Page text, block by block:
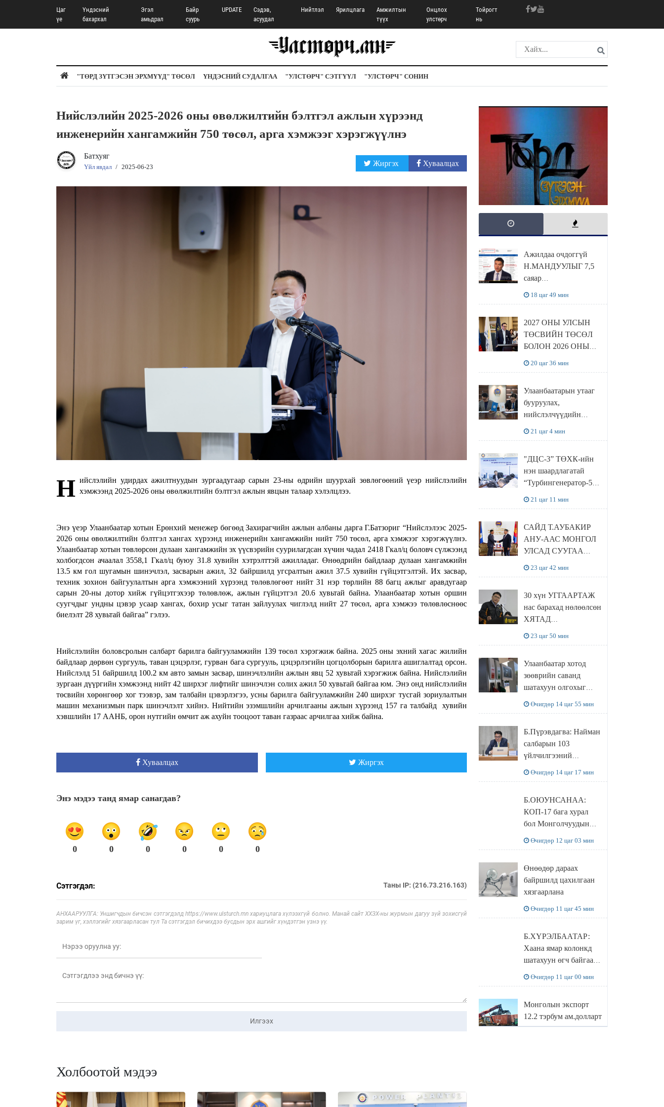
Цаг
үе
Үндэсний
бахархал
Эгэл
амьдрал
Байр
суурь
UPDATE
Сэдэв,
асуудал
Нийтлэл Ярилцлага
Амжилтын
түүх
Онцлох
улстөрч
Тойрогт
нь
"ТӨРД ЗҮТГЭСЭН ЭРХМҮҮД" ТӨСӨЛ ҮНДЭСНИЙ СУДАЛГАА "УЛСТӨРЧ" СЭТГҮҮЛ "УЛСТӨРЧ" СОНИН
Нийслэлийн 2025-2026 оны өвөлжилтийн бэлтгэл ажлын хүрээнд
инженерийн хангамжийн 750 төсөл, арга хэмжээг хэрэгжүүлнэ
Батхуяг
Үйл явдал / 2025-06-23 Жиргэх Хуваалцах
Н ийслэлийн удирдах ажилтнуудын зургаадугаар сарын 23-ны өдрийн шуурхай зөвлөгөөний үеэр нийслэлийн
хэмжээнд 2025-2026 оны өвөлжилтийн бэлтгэл ажлын явцын талаар хэлэлцлээ.
Энэ үеэр Улаанбаатар хотын Ерөнхий менежер бөгөөд Захирагчийн ажлын албаны дарга Г.Батзориг “Нийслэлээс 2025-
2026 оны өвөлжилтийн бэлтгэл хангах хүрээнд инженерийн хангамжийн нийт 750 төсөл, арга хэмжээг хэрэгжүүлнэ.
Улаанбаатар хотын төвлөрсөн дулаан хангамжийн эх үүсвэрийн суурилагдсан хүчин чадал 2418 Гкал/ц боловч сүлжээнд
холбогдсон ачаалал 3558,1 Гкал/ц буюу 31.8 хувийн хэтрэлттэй ажилладаг. Өнөөдрийн байдлаар дулаан хангамжийн
13.5 км гол шугамын шинэчлэл, засварын ажил, 32 байршилд угсралтын ажил 37.5 хувийн гүйцэтгэлтэй. Их засвар,
техник зохион байгуулалтын арга хэмжээний хүрээнд төлөвлөгөөт нийт 31 нэр төрлийн 88 багц ажлыг аравдугаар
сарын 20-ны дотор хийж гүйцэтгэхээр төлөвлөж, ажлын гүйцэтгэл 20.6 хувьтай байна. Улаанбаатар хотын оршин
суугчдыг ундны цэвэр усаар хангах, бохир усыг татан зайлуулах чиглэлд нийт 27 төсөл, арга хэмжээ төлөвлөснөөс
биелэлт 28 хувьтай байгаа” гэлээ.
Нийслэлийн боловсролын салбарт барилга байгууламжийн 139 төсөл хэрэгжиж байна. 2025 оны эхний хагас жилийн
байдлаар дөрвөн сургууль, таван цэцэрлэг, гурван бага сургууль, цэцэрлэгийн цогцолборын барилга ашиглалтад орсон.
Нийслэлд 51 байршилд 100.2 км авто замын засвар, шинэчлэлийн ажлын явц 52 хувьтай хэрэгжиж байна. Нийслэлийн
зургаан дүүргийн хэмжээнд нийт 42 ширхэг лифтийг шинэчлэн солих ажил 50 хувьтай байгаа юм. Энэ онд нийслэлийн
төсвийн хөрөнгөөр хог тээвэр, зам талбайн цэвэрлэгээ, усны барилга байгууламжийн 240 ширхэг тусгай зориулалтын
машин механизмын парк шинэчлэлт хийнэ. Нийтийн эзэмшлийн арчилгааны ажлын хүрээнд 157 га талбайд хувийн
хэвшлийн 17 ААНБ, орон нутгийн өмчит аж ахуйн тооцоот таван газраас арчилгаа хийж байна.
Хуваалцах Жиргэх
Энэ мэдээ танд ямар санагдав?
0 0 0 0 0 0
Сэтгэгдэл: Таны IP: (216.73.216.163)
АНХААРУУЛГА: Уншигчдын бичсэн сэтгэгдэлд https://www.ulsturch.mn хариуцлага хүлээхгүй болно. Манай сайт ХХЗХ-ны журмын дагуу зүй зохисгүй
зарим үг, хэллэгийг хязгаарласан тул Та сэтгэгдэл бичихдээ бусдын эрх ашгийг хүндэтгэн үзнэ үү.
Илгээх
Холбоотой мэдээ
Ажилдаа очдоггүй
Н.МАНДУУЛЫГ 7,5
саяар
18 цаг 49 мин
2027 ОНЫ УЛСЫН
ТӨСВИЙН ТӨСӨЛ
БОЛОН 2026 ОНЫ
НИЙТИЙН
ХЭЛЭЛЦҮҮЛЭГ
БОЛЛОО
20 цаг 36 мин
Улаанбаатарын утааг
бууруулах,
нийслэлчүүдийн
баялгийн сан нэгдэл”
ХХК-тай хамтран
хэрэгжүүлнэ
21 цаг 4 мин
"ДЦС-3” ТӨХК-ийн
нэн шаардлагатай
“Турбингенератор-5”-
21 цаг 11 мин
САЙД Т.АУБАКИР
АНУ-ААС МОНГОЛ
УЛСАД СУУГАА
ХҮЛЭЭН АВЧ
УУЛЗЛАА
23 цаг 42 мин
30 хүн УГГААРТАЖ
нас барахад нөлөөлсөн
ХЯТАД
худалдаж авахаар
болжээ
23 цаг 50 мин
Улаанбаатар хотод
зөөврийн саванд
шатахуун олгохыг
Өчигдөр 14 цаг 55 мин
Б.Пүрэвдагва: Найман
салбарын 103
үйлчилгээний
нөхцөл бүрдэнэ
Өчигдөр 14 цаг 17 мин
Б.ОЮУНСАНАА:
КОП-17 бага хурал
бол Монголчуудын
ДЭЛХИЙД
СУРТАЛЧИЛАХ гол
бодлого
Өчигдөр 12 цаг 03 мин
Өнөөдөр дараах
байршилд цахилгаан
хязгаарлана
Өчигдөр 11 цаг 45 мин
Б.ХҮРЭЛБААТАР:
Хаана ямар колонкд
шатахуун өгч байгаа,
боломжтой
Өчигдөр 11 цаг 00 мин
Монголын экспорт
12.2 тэрбум ам.долларт
хүрэв